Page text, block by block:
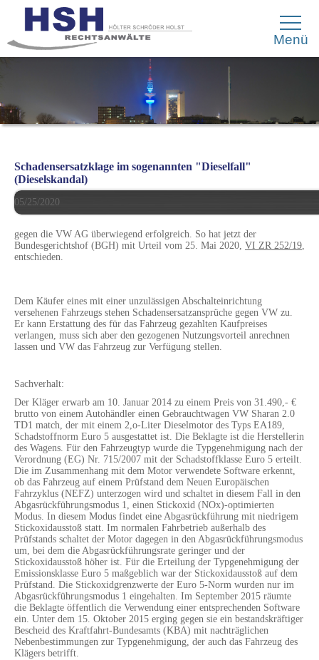
Menü
Schadensersatzklage im sogenannten "Dieselfall"
(Dieselskandal)
05/25/2020
gegen die VW AG überwiegend erfolgreich. So hat jetzt der
Bundesgerichtshof (BGH) mit Urteil vom 25. Mai 2020, VI ZR 252/19,
entschieden.
Dem Käufer eines mit einer unzulässigen Abschalteinrichtung
versehenen Fahrzeugs stehen Schadensersatzansprüche gegen VW zu.
Er kann Erstattung des für das Fahrzeug gezahlten Kaufpreises
verlangen, muss sich aber den gezogenen Nutzungsvorteil anrechnen
lassen und VW das Fahrzeug zur Verfügung stellen.
Sachverhalt:
Der Kläger erwarb am 10. Januar 2014 zu einem Preis von 31.490,- €
brutto von einem Autohändler einen Gebrauchtwagen VW Sharan 2.0
TD1 match, der mit einem 2,o-Liter Dieselmotor des Typs EA189,
Schadstoffnorm Euro 5 ausgestattet ist. Die Beklagte ist die Herstellerin
des Wagens. Für den Fahrzeugtyp wurde die Typgenehmigung nach der
Verordnung (EG) Nr. 715/2007 mit der Schadstoffklasse Euro 5 erteilt.
Die im Zusammenhang mit dem Motor verwendete Software erkennt,
ob das Fahrzeug auf einem Prüfstand dem Neuen Europäischen
Fahrzyklus (NEFZ) unterzogen wird und schaltet in diesem Fall in den
Abgasrückführungsmodus 1, einen Stickoxid (NOx)-optimierten
Modus. In diesem Modus findet eine Abgasrückführung mit niedrigem
Stickoxidausstoß statt. Im normalen Fahrbetrieb außerhalb des
Prüfstands schaltet der Motor dagegen in den Abgasrückführungsmodus
um, bei dem die Abgasrückführungsrate geringer und der
Stickoxidausstoß höher ist. Für die Erteilung der Typgenehmigung der
Emissionsklasse Euro 5 maßgeblich war der Stickoxidausstoß auf dem
Prüfstand. Die Stickoxidgrenzwerte der Euro 5-Norm wurden nur im
Abgasrückführungsmodus 1 eingehalten. Im September 2015 räumte
die Beklagte öffentlich die Verwendung einer entsprechenden Software
ein. Unter dem 15. Oktober 2015 erging gegen sie ein bestandskräftiger
Bescheid des Kraftfahrt-Bundesamts (KBA) mit nachträglichen
Nebenbestimmungen zur Typgenehmigung, der auch das Fahrzeug des
Klägers betrifft.